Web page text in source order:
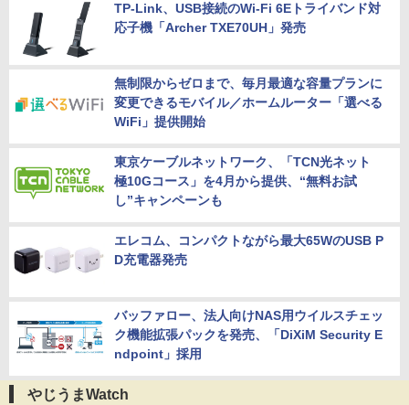
TP-Link、USB接続のWi-Fi 6Eトライバンド対
応子機「Archer TXE70UH」発売
無制限からゼロまで、毎月最適な容量プランに
変更できるモバイル／ホームルーター「選べる
WiFi」提供開始
東京ケーブルネットワーク、「TCN光ネット
極10Gコース」を4月から提供、“無料お試
し”キャンペーンも
エレコム、コンパクトながら最大65WのUSB P
D充電器発売
バッファロー、法人向けNAS用ウイルスチェッ
ク機能拡張パックを発売、「DiXiM Security E
ndpoint」採用
やじうまWatch